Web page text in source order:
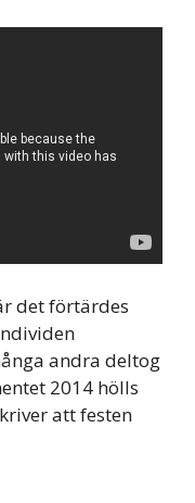
det förtärdes
andra deltog
2014 hölls
att festen